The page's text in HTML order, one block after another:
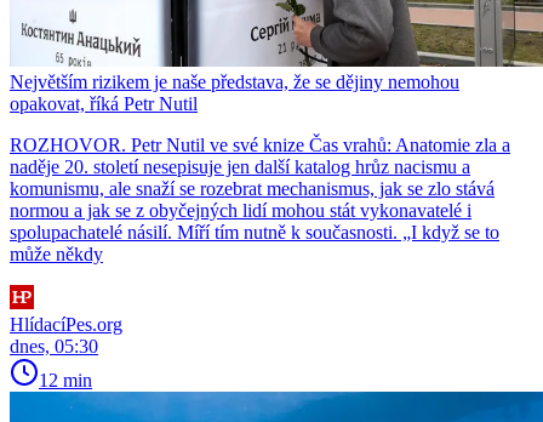
Největším rizikem je naše představa, že se dějiny nemohou
opakovat, říká Petr Nutil
ROZHOVOR. Petr Nutil ve své knize Čas vrahů: Anatomie zla a
naděje 20. století nesepisuje jen další katalog hrůz nacismu a
komunismu, ale snaží se rozebrat mechanismus, jak se zlo stává
normou a jak se z obyčejných lidí mohou stát vykonavatelé i
spolupachatelé násilí. Míří tím nutně k současnosti. „I když se to
může někdy
HlídacíPes.org
dnes, 05:30
12 min